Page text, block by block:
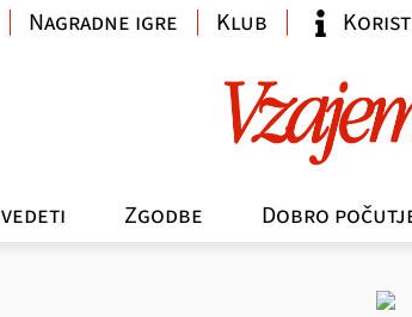
Zgodbe Dobro
Nagradne igre Klub